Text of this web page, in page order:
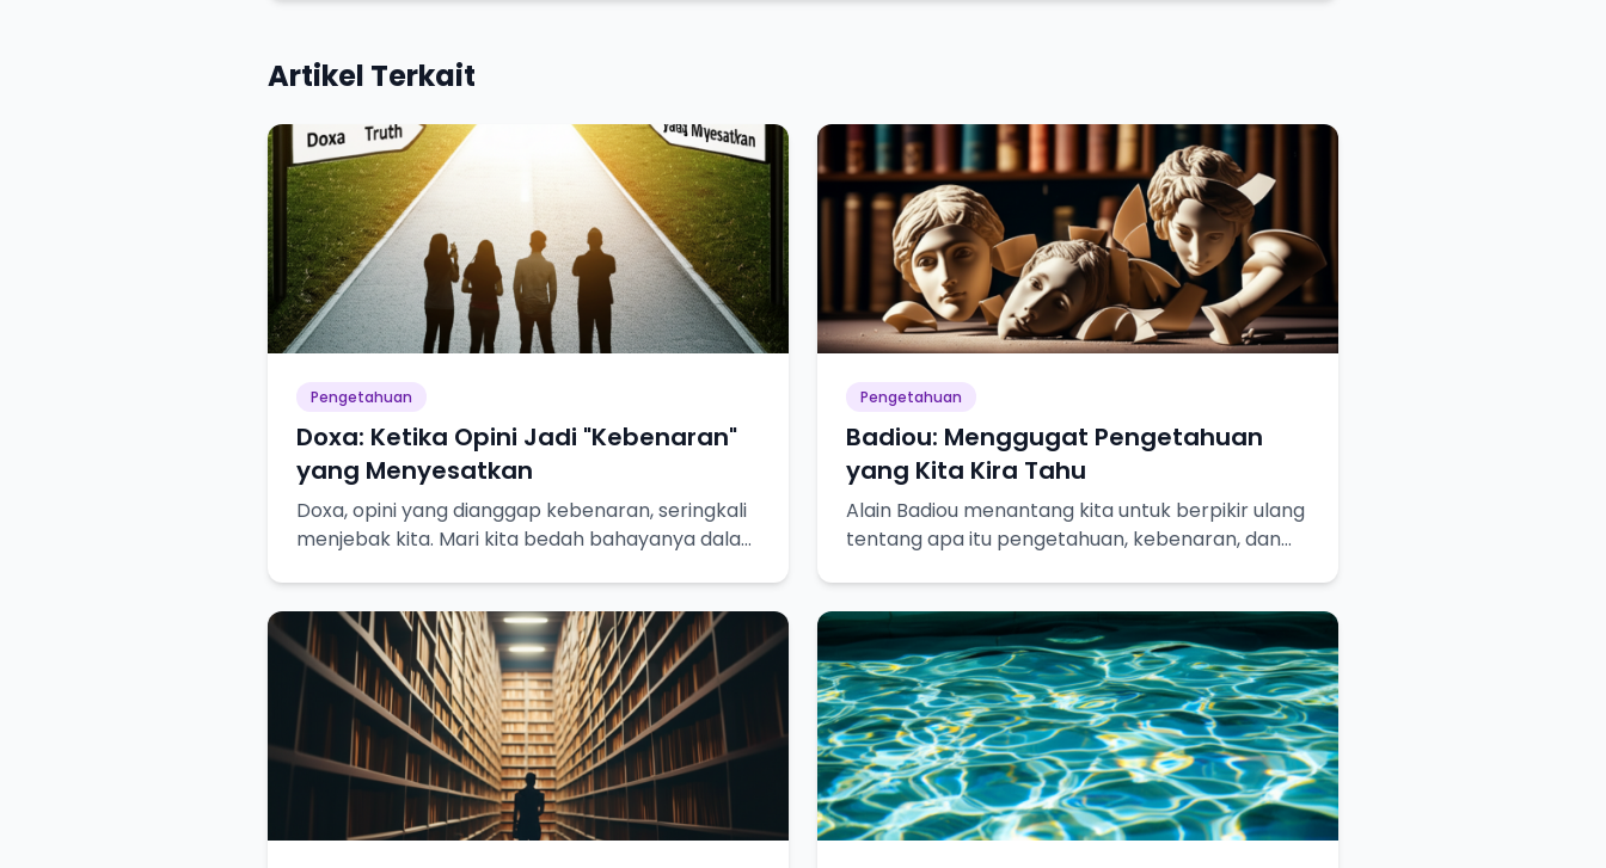
Artikel Terkait
Pengetahuan
Doxa: Ketika Opini Jadi "Kebenaran"
yang Menyesatkan
Doxa, opini yang dianggap kebenaran, seringkali
menjebak kita. Mari kita bedah bahayanya dalam
Pengetahuan
Badiou: Menggugat Pengetahuan
yang Kita Kira Tahu
Alain Badiou menantang kita untuk berpikir ulang
tentang apa itu pengetahuan, kebenaran, dan